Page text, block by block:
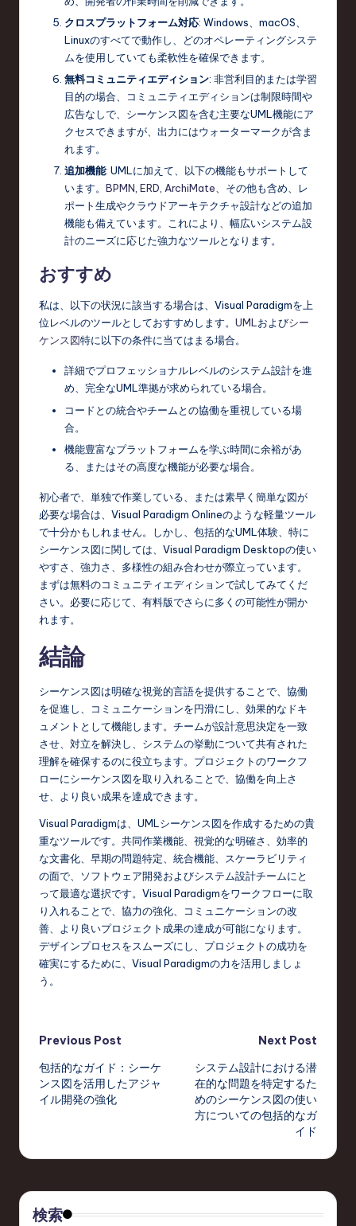
クロスプラットフォーム対応: Windows、macOS、
Linuxのすべてで動作し、どのオペレーティングシステ
ムを使用していても柔軟性を確保できます。
無料コミュニティエディション: 非営利目的または学習
目的の場合、コミュニティエディションは制限時間や
広告なしで、シーケンス図を含む主要なUML機能にア
クセスできますが、出力にはウォーターマークが含ま
れます。
追加機能: UMLに加えて、以下の機能もサポートして
います。 BPMN, ERD, ArchiMate、その他も含め、レ
ポート生成やクラウドアーキテクチャ設計などの追加
機能も備えています。これにより、幅広いシステム設
計のニーズに応じた強力なツールとなります。
おすすめ
私は、以下の状況に該当する場合は、Visual Paradigmを上
位レベルのツールとしておすすめします。 UMLおよびシー
ケンス図特に以下の条件に当てはまる場合。
詳細でプロフェッショナルレベルのシステム設計を進
め、完全なUML準拠が求められている場合。
コードとの統合やチームとの協働を重視している場
合。
機能豊富なプラットフォームを学ぶ時間に余裕があ
る、またはその高度な機能が必要な場合。
初心者で、単独で作業している、または素早く簡単な図が
必要な場合は、Visual Paradigm Onlineのような軽量ツール
で十分かもしれません。しかし、包括的なUML体験、特に
シーケンス図に関しては、Visual Paradigm Desktopの使い
やすさ、強力さ、多様性の組み合わせが際立っています。
まずは無料のコミュニティエディションで試してみてくだ
さい。必要に応じて、有料版でさらに多くの可能性が開か
れます。
結論
シーケンス図は明確な視覚的言語を提供することで、協働
を促進し、コミュニケーションを円滑にし、効果的なドキ
ュメントとして機能します。チームが設計意思決定を一致
させ、対立を解決し、システムの挙動について共有された
理解を確保するのに役立ちます。プロジェクトのワークフ
ローにシーケンス図を取り入れることで、協働を向上さ
せ、より良い成果を達成できます。
Visual Paradigmは、UMLシーケンス図を作成するための貴
重なツールです。共同作業機能、視覚的な明確さ、効率的
な文書化、早期の問題特定、統合機能、スケーラビリティ
の面で、ソフトウェア開発およびシステム設計チームにと
って最適な選択です。Visual Paradigmをワークフローに取
り入れることで、協力の強化、コミュニケーションの改
善、より良いプロジェクト成果の達成が可能になります。
デザインプロセスをスムーズにし、プロジェクトの成功を
確実にするために、Visual Paradigmの力を活用しましょ
う。
Post
navigation
Previous Post
包括的なガイド：シーケ
ンス図を活用したアジャ
イル開発の強化
Next Post
システム設計における潜
在的な問題を特定するた
めのシーケンス図の使い
方についての包括的なガ
イド
検索